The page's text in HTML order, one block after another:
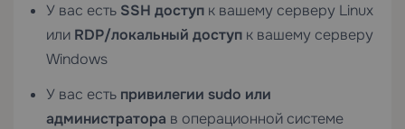
У вас есть SSH доступ к вашему серверу Linux
или RDP/локальный доступ к вашему серверу
Windows
У вас есть привилегии sudo или
администратора в операционной системе